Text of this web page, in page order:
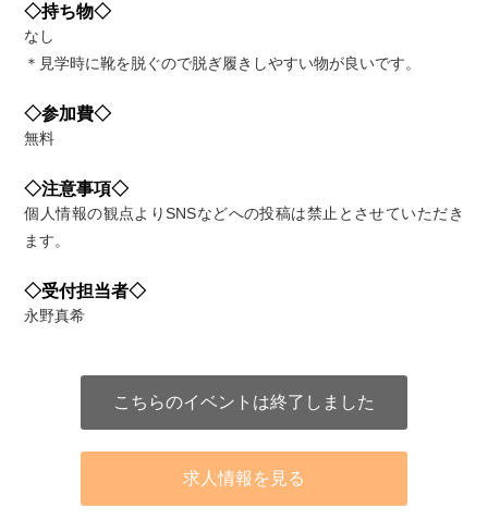
◇持ち物◇
なし
＊見学時に靴を脱ぐので脱ぎ履きしやすい物が良いです。
◇参加費◇
無料
◇注意事項◇
個人情報の観点よりSNSなどへの投稿は禁止とさせていただき
ます。
◇受付担当者◇
永野真希
こちらのイベントは終了しました
求人情報を見る